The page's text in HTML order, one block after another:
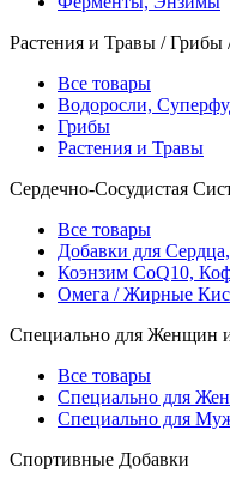
Растения и Травы / Грибы
Все товары
Водоросли,
Грибы
Растения и Травы
Сердечно-Сосудистая
Все товары
Добавки для
Коэнзим CoQ10,
Омега / Жирные
Специально для Женщин
Все товары
Специально для
Специально для
Спортивные Добавки